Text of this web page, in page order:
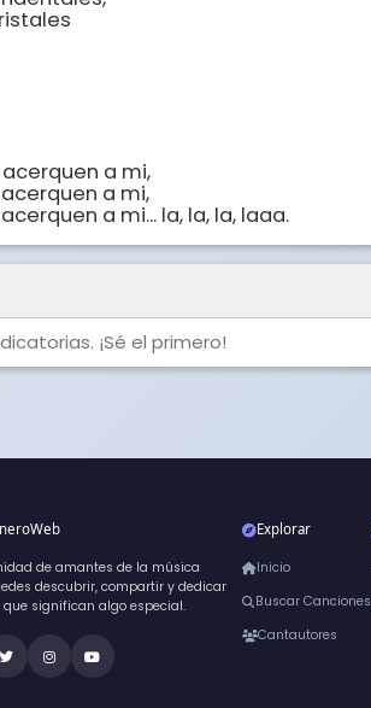
a mi,
a mi,
a mi... la, la, la, laaa.
¡Sé el primero!
de amantes de la música
descubrir, compartir y dedicar
que significan algo especial.
Explorar
Inicio
Buscar Canciones
Cantautores